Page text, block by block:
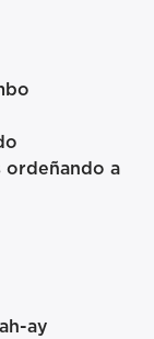
ordeñando a
ay